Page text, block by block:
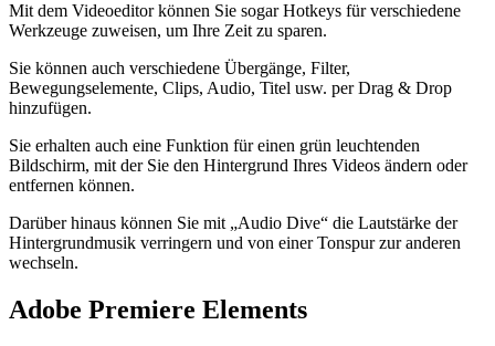
Mit dem Videoeditor können Sie sogar Hotkeys für verschiedene
Werkzeuge zuweisen, um Ihre Zeit zu sparen.
Sie können auch verschiedene Übergänge, Filter,
Bewegungselemente, Clips, Audio, Titel usw. per Drag & Drop
hinzufügen.
Sie erhalten auch eine Funktion für einen grün leuchtenden
Bildschirm, mit der Sie den Hintergrund Ihres Videos ändern oder
entfernen können.
Darüber hinaus können Sie mit „Audio Dive“ die Lautstärke der
Hintergrundmusik verringern und von einer Tonspur zur anderen
wechseln.
Adobe Premiere Elements